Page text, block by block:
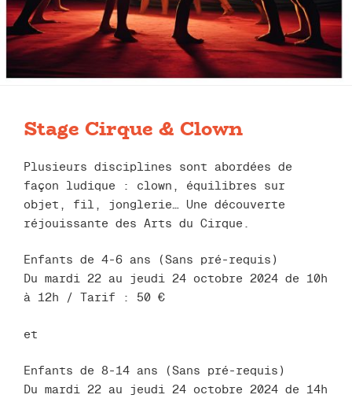
Stage Cirque & Clown
Plusieurs disciplines sont abordées de
façon ludique : clown, équilibres sur
objet, fil, jonglerie… Une découverte
réjouissante des Arts du Cirque.
Enfants de 4-6 ans (Sans pré-requis)
Du mardi 22 au jeudi 24 octobre 2024 de 10h
à 12h / Tarif : 50 €
et
Enfants de 8-14 ans (Sans pré-requis)
Du mardi 22 au jeudi 24 octobre 2024 de 14h